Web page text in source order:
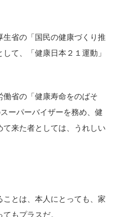
生省の「国民の健康づくり推
て、「健康日本２１運動」
働省の「健康寿命をのばそ
ーパーバイザーを務め、健
来た者としては、うれしい
とは、本人にとっても、家
もプラスだ。